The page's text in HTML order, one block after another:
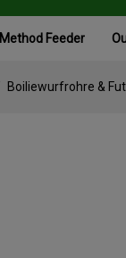
Method Feeder
Boiliewurfrohre &